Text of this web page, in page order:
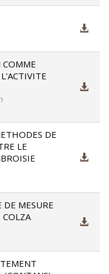
COMME
DE
LE
MESURE